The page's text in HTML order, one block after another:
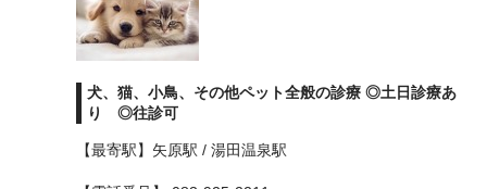
墨田区
大田区
犬、猫、小鳥、その他ペット全般の診療 ◎土日診療あ
り ◎往診可
【最寄駅】矢原駅 / 湯田温泉駅